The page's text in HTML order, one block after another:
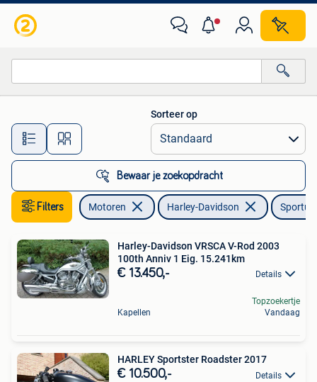
Alle afstanden…
Sorteer op
Bewaar je zoekopdracht
Filters Motoren Harley-Davidson
Harley-Davidson VRSCA V-Rod 2003
100th Anniv 1 Eig. 15.241km
€ 13.450,- Details
Kapellen
Topzoekertje
Vandaag
HARLEY Sportster Roadster 2017
€ 10.500,- Details